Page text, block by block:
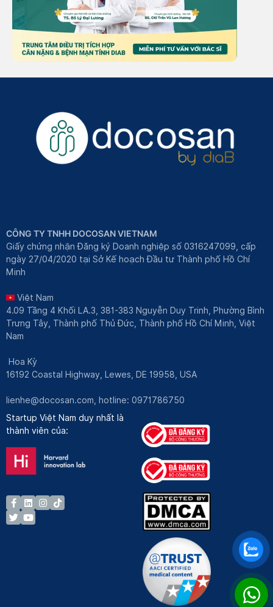
CÔNG TY TNHH DOCOSAN VIETNAM
Giấy chứng nhận Đăng ký Doanh nghiệp số 0316247099, cấp
ngày 27/04/2020 tại Sở Kế hoạch Đầu tư Thành phố Hồ Chí
Minh
Việt Nam
4.09 Tầng 4 Khối LA.3, 381-383 Nguyễn Duy Trinh, Phường Bình
Trưng Tây, Thành phố Thủ Đức, Thành phố Hồ Chí Minh, Việt
Nam
Hoa Kỳ
16192 Coastal Highway, Lewes, DE 19958, USA
lienhe@docosan.com , hotline: 0971786750
Startup Việt Nam duy nhất là
thành viên của: